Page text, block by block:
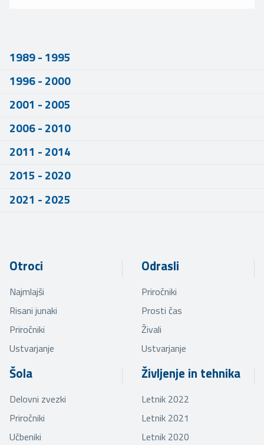
1989 - 1995
1996 - 2000
2001 - 2005
2006 - 2010
2011 - 2014
2015 - 2020
2021 - 2025
Otroci
Najmlajši
Risani junaki
Priročniki
Ustvarjanje
Odrasli
Priročniki
Prosti čas
Živali
Ustvarjanje
Šola
Delovni zvezki
Priročniki
Učbeniki
Življenje in tehnika
Letnik 2022
Letnik 2021
Letnik 2020